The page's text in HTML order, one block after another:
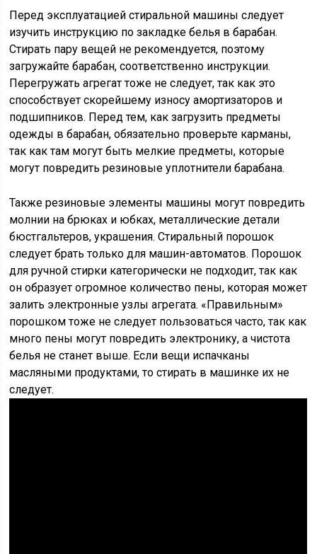
Перед эксплуатацией стиральной машины следует
изучить инструкцию по закладке белья в барабан.
Стирать пару вещей не рекомендуется, поэтому
загружайте барабан, соответственно инструкции.
Перегружать агрегат тоже не следует, так как это
способствует скорейшему износу амортизаторов и
подшипников. Перед тем, как загрузить предметы
одежды в барабан, обязательно проверьте карманы,
так как там могут быть мелкие предметы, которые
могут повредить резиновые уплотнители барабана.
Также резиновые элементы машины могут повредить
молнии на брюках и юбках, металлические детали
бюстгальтеров, украшения. Стиральный порошок
следует брать только для машин-автоматов. Порошок
для ручной стирки категорически не подходит, так как
он образует огромное количество пены, которая может
залить электронные узлы агрегата. «Правильным»
порошком тоже не следует пользоваться часто, так как
много пены могут повредить электронику, а чистота
белья не станет выше. Если вещи испачканы
масляными продуктами, то стирать в машинке их не
следует.